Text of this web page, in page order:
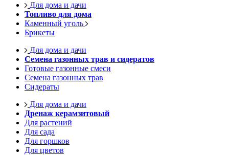
Для дома и дачи
Топливо для дома
Каменный уголь
Брикеты
Для дома и дачи
Семена газонных трав и сидератов
Готовые газонные смеси
Семена газонных трав
Сидераты
Для дома и дачи
Дренаж керамзитовый
Для растений
Для сада
Для горшков
Для цветов